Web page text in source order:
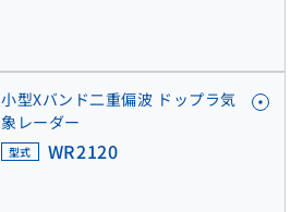
小型Xバンド二重偏波 ドップラ気
象レーダー
型式 WR2120